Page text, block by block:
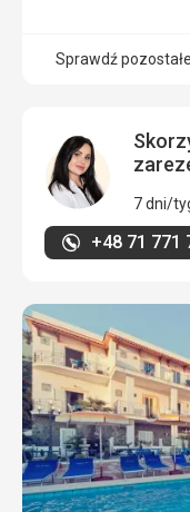
Sprawdź
7 dni/
+48 71 771